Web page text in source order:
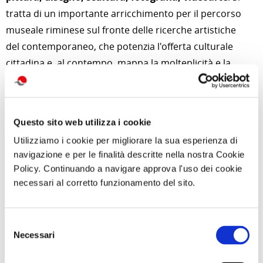
Questo sito web utilizza i cookie
Utilizziamo i cookie per migliorare la sua esperienza di
navigazione e per le finalità descritte nella nostra Cookie
Policy. Continuando a navigare approva l'uso dei cookie
necessari al corretto funzionamento del sito.
delNecessari
tratta di un importante arricchimento per il percorso
museale riminese sul fronte delle ricerche artistiche
del contemporaneo, che potenzia l'offerta culturale
cittadina e, al contempo, mappa la molteplicità e la
varietà dei fenomeni artistici attuali, considerando che
L’ordinamento che i curatori hanno proposto è un
insieme di linguaggi e tecniche che va dai media fisici
alla postmedialità, tracciando le evoluzioni e le
trasformazioni espressive dell’arte che, nel secondo
complessità o attraverso tre percorsi che, come linee